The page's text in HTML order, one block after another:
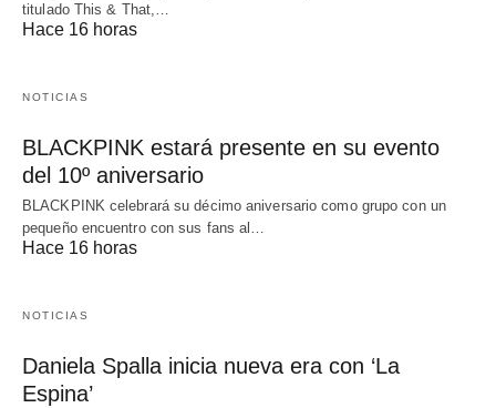
titulado This & That,…
Hace 16 horas
NOTICIAS
BLACKPINK estará presente en su evento
del 10º aniversario
BLACKPINK celebrará su décimo aniversario como grupo con un
pequeño encuentro con sus fans al…
Hace 16 horas
NOTICIAS
Daniela Spalla inicia nueva era con ‘La
Espina’